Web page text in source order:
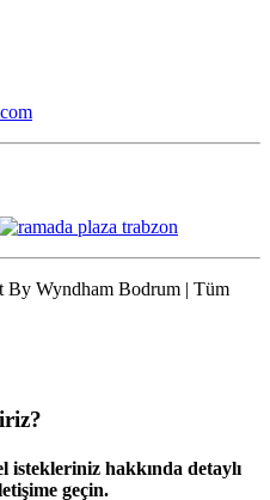
By Wyndham Bodrum | Tüm
hakkında detaylı
geçin.